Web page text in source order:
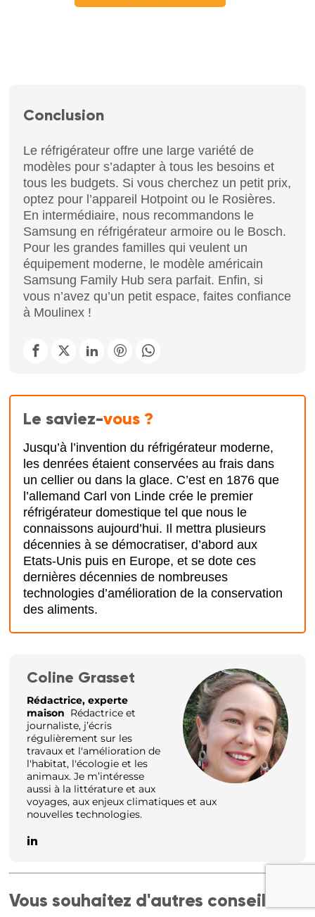
Conclusion
Le réfrigérateur offre une large variété de
modèles pour s’adapter à tous les besoins et
tous les budgets. Si vous cherchez un petit prix,
optez pour l’appareil Hotpoint ou le Rosières.
En intermédiaire, nous recommandons le
Samsung en réfrigérateur armoire ou le Bosch.
Pour les grandes familles qui veulent un
équipement moderne, le modèle américain
Samsung Family Hub sera parfait. Enfin, si
vous n’avez qu’un petit espace, faites confiance
à Moulinex !
Le saviez-vous ?
Jusqu’à l’invention du réfrigérateur moderne,
les denrées étaient conservées au frais dans
un cellier ou dans la glace. C’est en 1876 que
l’allemand Carl von Linde crée le premier
réfrigérateur domestique tel que nous le
connaissons aujourd’hui. Il mettra plusieurs
décennies à se démocratiser, d’abord aux
Etats-Unis puis en Europe, et se dote ces
dernières décennies de nombreuses
technologies d’amélioration de la conservation
des aliments.
Coline Grasset
Rédactrice, experte
maison Rédactrice et
journaliste, j’écris
régulièrement sur les
travaux et l'amélioration de
l'habitat, l'écologie et les
animaux. Je m’intéresse
aussi à la littérature et aux
voyages, aux enjeux climatiques et aux
nouvelles technologies.
Vous souhaitez d'autres conseils ?